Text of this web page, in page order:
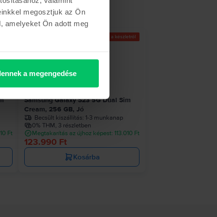
megosztjuk az Ön
amelyeket Ön adott meg
a megengedése
Ft
Az utolsó a készletről
Samsung Galaxy S23 5G Dual Sim
Cream, 256 GB, Jó
Becsült kiszállítás: 1-3 munkanap
0% THM, 3 részletben
Megtakarítás az újhoz képest: 113.010 Ft
123.990 Ft
Kosárba